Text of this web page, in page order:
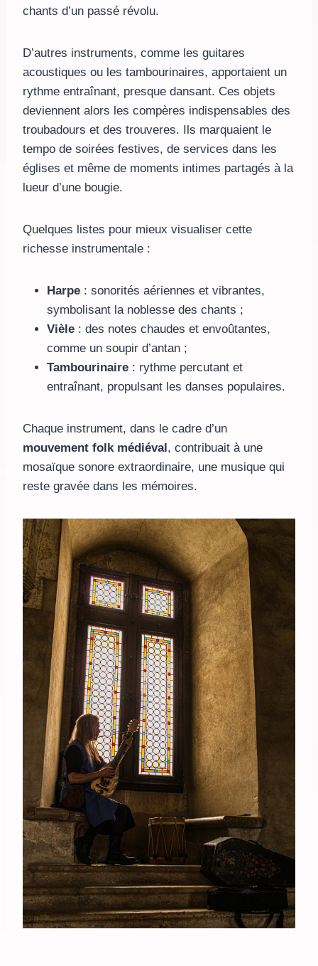
chants d’un passé révolu.
D’autres instruments, comme les guitares
acoustiques ou les tambourinaires, apportaient un
rythme entraînant, presque dansant. Ces objets
deviennent alors les compères indispensables des
troubadours et des trouveres. Ils marquaient le
tempo de soirées festives, de services dans les
églises et même de moments intimes partagés à la
lueur d’une bougie.
Quelques listes pour mieux visualiser cette
richesse instrumentale :
Harpe : sonorités aériennes et vibrantes,
symbolisant la noblesse des chants ;
Vièle : des notes chaudes et envoûtantes,
comme un soupir d’antan ;
Tambourinaire : rythme percutant et
entraînant, propulsant les danses populaires.
Chaque instrument, dans le cadre d’un
mouvement folk médiéval, contribuait à une
mosaïque sonore extraordinaire, une musique qui
reste gravée dans les mémoires.